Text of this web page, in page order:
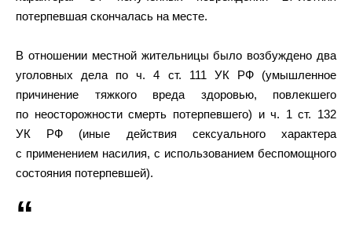
потерпевшая скончалась на месте.
В отношении местной жительницы было возбуждено два
уголовных дела по ч. 4 ст. 111 УК РФ (умышленное
причинение тяжкого вреда здоровью, повлекшего
по неосторожности смерть потерпевшего) и ч. 1 ст. 132
УК РФ (иные действия сексуального характера
с применением насилия, с использованием беспомощного
состояния потерпевшей).